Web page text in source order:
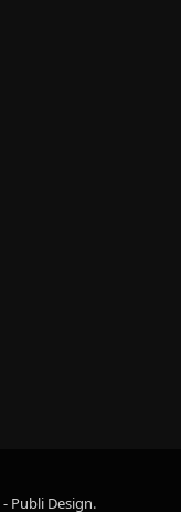
- Publi Design.